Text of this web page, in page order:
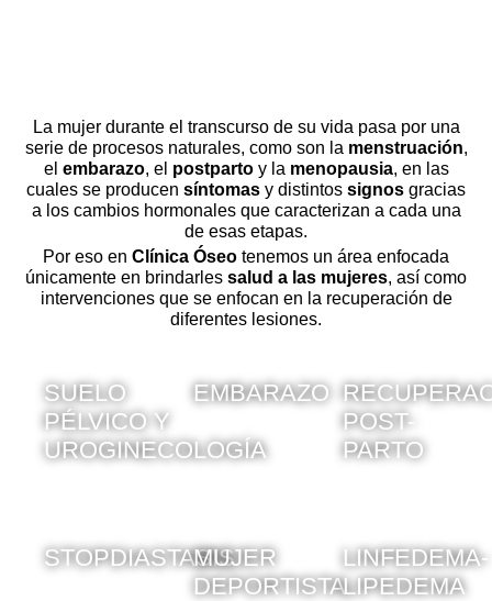
La mujer durante el transcurso de su vida pasa por una
serie de procesos naturales, como son la menstruación,
el embarazo, el postpartoy la menopausia, en las
cuales se producen síntomas y distintos signos gracias
a los cambios hormonales que caracterizan a cada una
de esas etapas.
Por eso en Clínica Óseo tenemos un área enfocada
únicamente en brindarles salud a las mujeres, así como
intervenciones que se enfocan en la recuperación de
diferentes lesiones.
SUELO
PÉLVICO Y
UROGINECOLOGÍA
EMBARAZO
POST-
PARTO
STOPDIASTASISMUJER
DEPORTISTA
LINFEDEMA-
LIPEDEMA